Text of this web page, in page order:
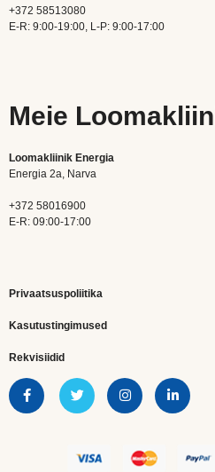
+372 58513080
E-R: 9:00-19:00, L-P: 9:00-17:00
Meie
Loomakliinik Energia
Energia 2a, Narva
+372 58016900
E-R: 09:00-17:00
Privaatsuspoliitika
Kasutustingimused
Rekvisiidid